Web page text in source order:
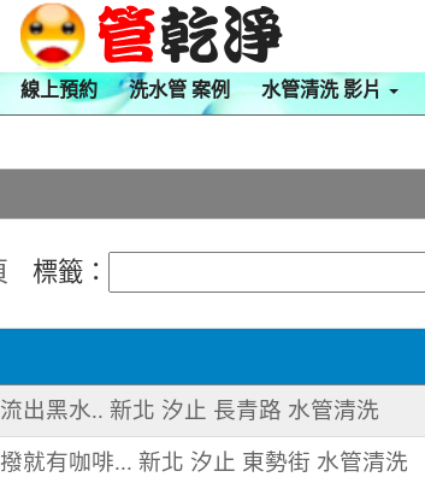
線上預約 洗水管 案例 水管清洗 影片
標籤：
出黑水.. 新北 汐止 長青路 水管清洗
就有咖啡... 新北 汐止 東勢街 水管清洗